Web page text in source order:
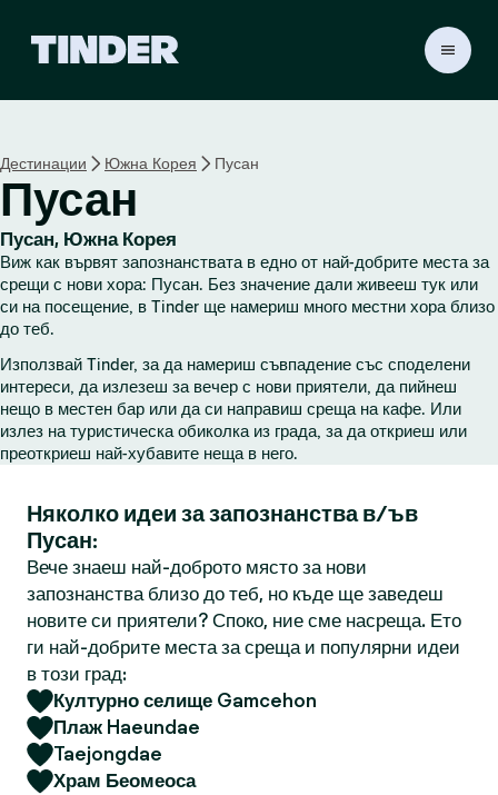
r
а
л
о
Дестинации Южна Корея Пусан
Пусан
Пусан, Южна Корея
Виж как вървят запознанствата в едно от най-добрите места за
срещи с нови хора: Пусан. Без значение дали живееш тук или
си на посещение, в Tinder ще намериш много местни хора близо
до теб.
Използвай Tinder, за да намериш съвпадение със споделени
интереси, да излезеш за вечер с нови приятели, да пийнеш
нещо в местен бар или да си направиш среща на кафе. Или
излез на туристическа обиколка из града, за да откриеш или
преоткриеш най-хубавите неща в него.
Няколко идеи за запознанства в/ъв
Пусан:
Вече знаеш най-доброто място за нови
запознанства близо до теб, но къде ще заведеш
новите си приятели? Споко, ние сме насреща. Ето
ги най-добрите места за среща и популярни идеи
в този град:
Културно селище Gamcehon
Плаж Haeundae
Taejongdae
Храм Беомеоса